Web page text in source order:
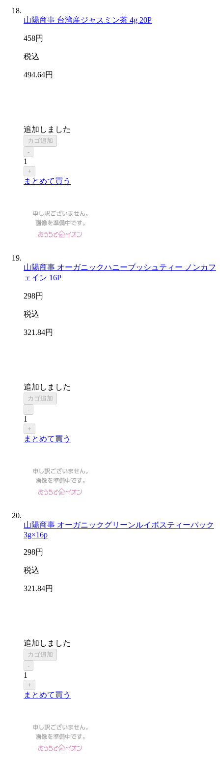
山陽商事 台湾産ジャスミン茶 4g 20P
458円
税込
494.64円
追加しました
カゴ追加
-
1
+
まとめて買う
山陽商事 オーガニックハニーブッシュティー ノンカフ
ェイン 16P
298円
税込
321 .84円
追加しました
カゴ追加
-
1
+
まとめて買う
山陽商事 オーガニックグリーンルイボスティーパック
3g×16p
298円
税込
321 .84円
追加しました
カゴ追加
-
1
+
まとめて買う